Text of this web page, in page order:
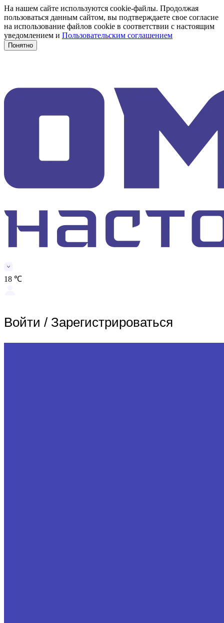
На нашем сайте используются cookie-файлы. Продолжая
пользоваться данным сайтом, вы подтверждаете свое согласие
на использование файлов cookie в соответствии с настоящим
уведомлением и Пользовательским соглашением
Понятно
18 ℃
Войти / Зарегистрироваться